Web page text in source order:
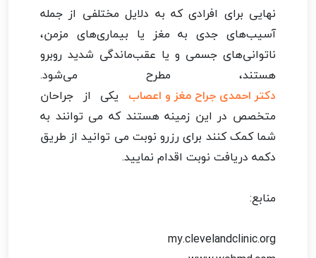
نهایی برای افرادی که به دلایل مختلفی از جمله
آسیب‌های جدی به مغز یا بیماری‌های مزمن،
ناتوانی‌های جسمی و یا عقب‌ماندگی شدید روبرو
هستند، مطرح می‌شود.
دکتر احمدی جراح مغز و اعصاب یکی از جراحان
متخصص در این زمینه هستند که می توانند به
شما کمک کنند برای رزرو نوبت می توانید از طریق
دکمه دریافت نوبت اقدام نمایید.
منابع:
my.clevelandclinic.org